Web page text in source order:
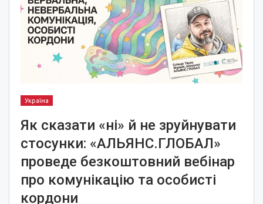
Україна
Як сказати «ні» й не зруйнувати
стосунки: «АЛЬЯНС.ГЛОБАЛ»
проведе безкоштовний вебінар
про комунікацію та особисті
кордони